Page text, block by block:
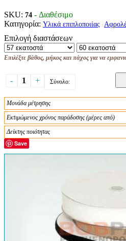
SKU: 74 - Διαθέσιμο
Κατηγορία: Υλικά επιπλοποιίας
Επιλογή διαστάσεων
Επιλέξτε βάθος, μήκος και πάχος για να
- 1 + Σύνολο:
Μονάδα μέτρησης
Εκτιμώμενος χρόνος παράδοσης (μέρες από)
Δείκτης ποιότητας
Save